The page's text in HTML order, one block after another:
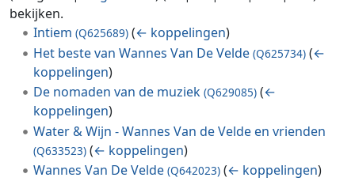
bekijken.
Intiem (Q625689) (← koppelingen)
Het beste van Wannes Van De Velde (Q625734) (←
koppelingen)
De nomaden van de muziek (Q629085) (←
koppelingen)
Water & Wijn - Wannes Van de Velde en vrienden
(Q633523) (← koppelingen)
Wannes Van De Velde (Q642023) (← koppelingen)